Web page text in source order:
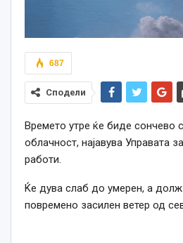
687
Сподели
Времето утре ќе биде сончево
облачност, најавува Управата
работи.
Ќе дува слаб до умерен, а
повремено засилен ветер од